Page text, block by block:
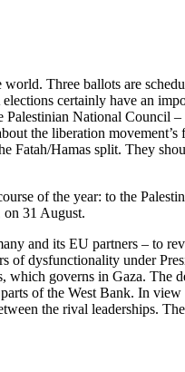
Three ballots are
certainly have an
National Council
the lib­eration
Fatah/Hamas split. They
of the year: to the
on 31 August.
and its EU partners – to
of dysfunc­tionality under
governs in Gaza. The
of the West Bank. In
the rival leaderships.